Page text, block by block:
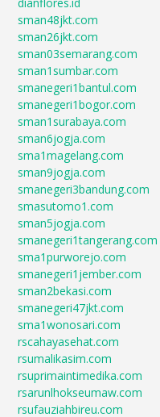
dianflores.id
sman48jkt.com
sman26jkt.com
sman03semarang.com
sman1sumbar.com
smanegeri1bantul.com
smanegeri1bogor.com
sman1surabaya.com
sman6jogja.com
sma1magelang.com
sman9jogja.com
smanegeri3bandung.com
smasutomo1.com
sman5jogja.com
smanegeri1tangerang.com
sma1purworejo.com
smanegeri1jember.com
sman2bekasi.com
smanegeri47jkt.com
sma1wonosari.com
rscahayasehat.com
rsumalikasim.com
rsuprimaintimedika.com
rsarunlhokseumaw.com
rsufauziahbireu.com